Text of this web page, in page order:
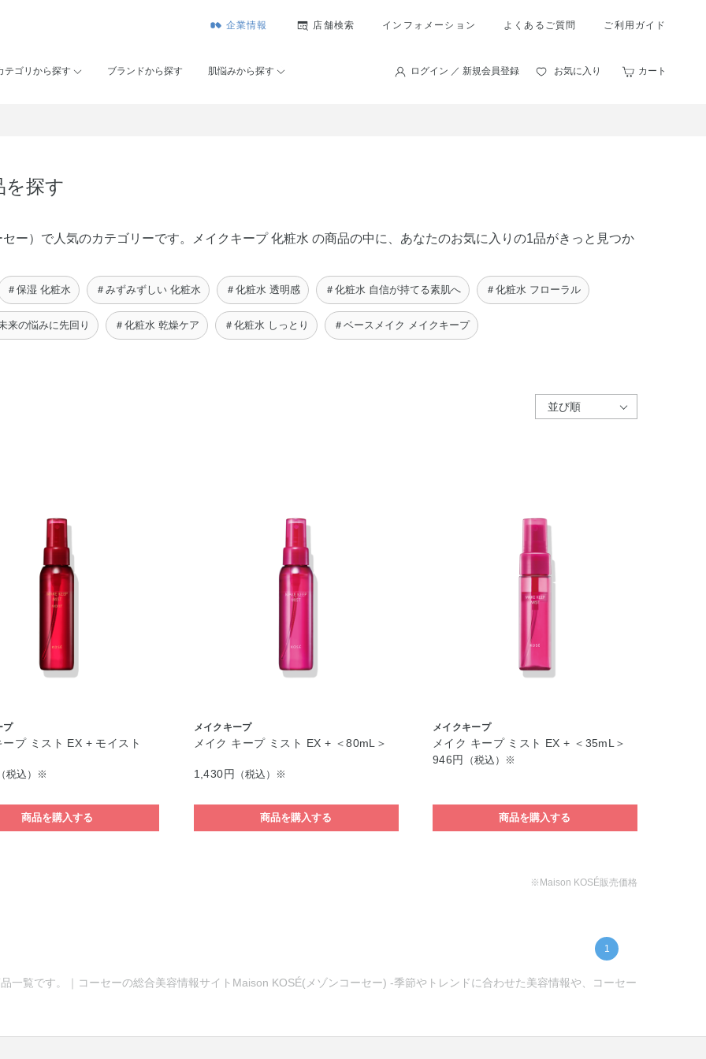
企業情報 店舗検索 インフォメーション よくあるご質問 ご利用ガイド
テゴリから探す ブランドから探す 肌悩みから探す ログイン ／ 新規会員登録 お気に入り カート
を探す
ー）で人気のカテゴリーです。メイクキープ 化粧水 の商品の中に、あなたのお気に入りの1品がきっと見つか
＃保湿 化粧水 ＃みずみずしい 化粧水 ＃化粧水 透明感 ＃化粧水 自信が持てる素肌へ ＃化粧水 フローラル
来の悩みに先回り ＃化粧水 乾燥ケア ＃化粧水 しっとり ＃ベースメイク メイクキープ
プ
プ ミスト EX + モイスト
税込）※
商品を購入する
メイクキープ
メイク キープ ミスト EX + ＜80mL＞
1,430円 （税込）※
商品を購入する
メイクキープ
メイク キープ ミスト EX + ＜35mL＞
946円
（税込）※
商品を購入する
※Maison KOSÉ販売価格
1
一覧です。｜コーセーの総合美容情報サイトMaison KOSÉ(メゾンコーセー) -季節やトレンドに合わせた美容情報や、コーセー